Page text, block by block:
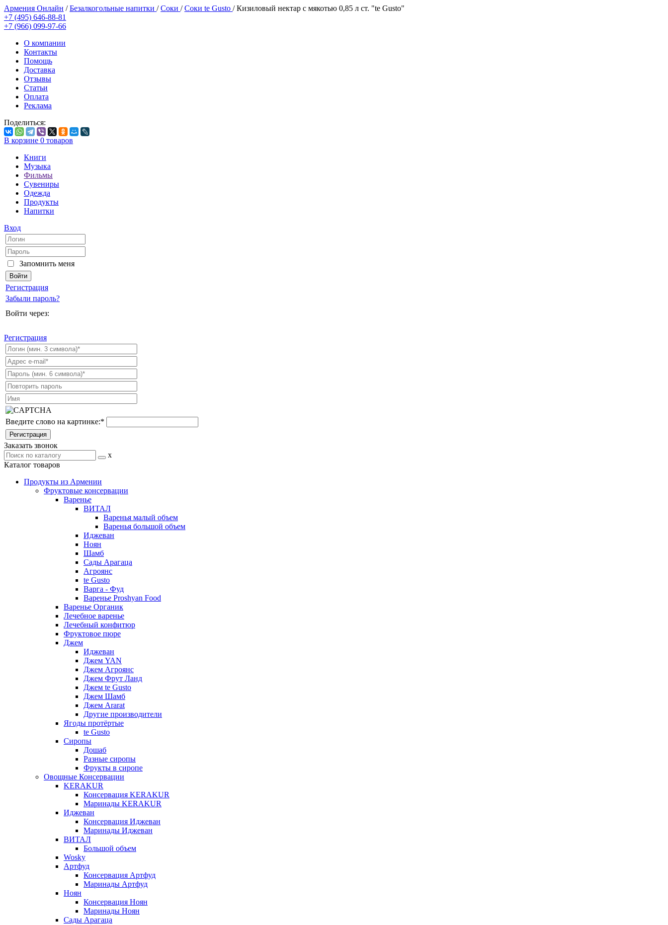
Армения Онлайн /Безалкогольные напитки /Соки /Соки te Gusto /Кизиловый нектар с мякотью 0,85 л ст. "te Gusto"
+7 (495) 646-88-81
+7 (966) 099-97-66
О компании
Контакты
Помощь
Доставка
Отзывы
Статьи
Оплата
Реклама
Поделиться:
В корзине 0 товаров
Книги
Музыка
Фильмы
Сувениры
Одежда
Продукты
Напитки
Вход
Запомнить меня
Регистрация
Забыли пароль?
Войти через:
Регистрация
Введите слово на картинке:*
Заказать звонок
x
Каталог товаров
Продукты из Армении
Фруктовые консервации
Варенье
ВИТАЛ
Варенья малый объем
Варенья большой объем
Иджеван
Ноян
Шамб
Сады Арагаца
Агроянс
te Gusto
Варга - Фуд
Варенье Proshyan Food
Варенье Органик
Лечебное варенье
Лечебный конфитюр
Фруктовое пюре
Джем
Иджеван
Джем YAN
Джем Агроянс
Джем Фрут Ланд
Джем te Gusto
Джем Шамб
Джем Ararat
Другие производители
Ягоды протёртые
te Gusto
Сиропы
Дошаб
Разные сиропы
Фрукты в сиропе
Овощные Консервации
KERAKUR
Консервация KERAKUR
Маринады KERAKUR
Иджеван
Консервация Иджеван
Маринады Иджеван
ВИТАЛ
Большой объем
Wosky
Артфуд
Консервация Артфуд
Маринады Артфуд
Ноян
Консервация Ноян
Маринады Ноян
Сады Арагаца